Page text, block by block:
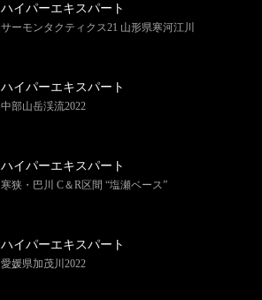
ハイパーエキスパート
サーモンタクティクス21 山形県寒河江川
ハイパーエキスパート
中部山岳渓流2022
ハイパーエキスパート
寒狭・巴川 C＆R区間 “塩瀬ベース”
ハイパーエキスパート
愛媛県加茂川2022